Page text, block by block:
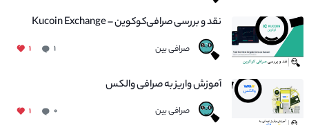
نقد و بررسی صرافی‌کوکوین – Kucoin Exchange
صرافی بین ۱ ۱
آموزش واریز به صرافی والکس
صرافی بین ۰ ۱